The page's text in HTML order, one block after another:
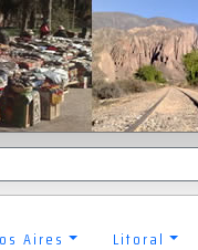
Aires Litoral